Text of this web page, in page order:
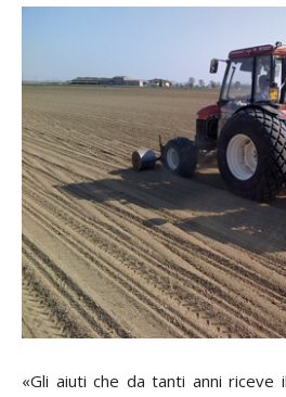
«Gli aiuti che da tanti anni riceve